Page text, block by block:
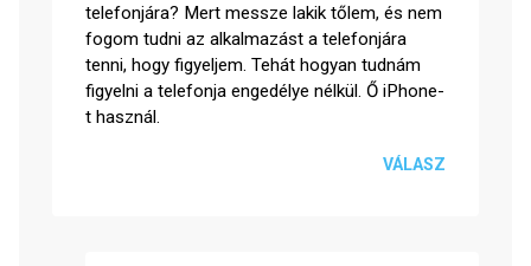
telefonjára? Mert messze lakik tőlem, és nem
fogom tudni az alkalmazást a telefonjára
tenni, hogy figyeljem. Tehát hogyan tudnám
figyelni a telefonja engedélye nélkül. Ő iPhone-
t használ.
VÁLASZ